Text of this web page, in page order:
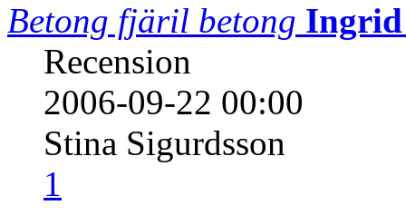
Betong fjäril betong Ingrid
Recension
2006-09-22 00:00
Stina Sigurdsson
1